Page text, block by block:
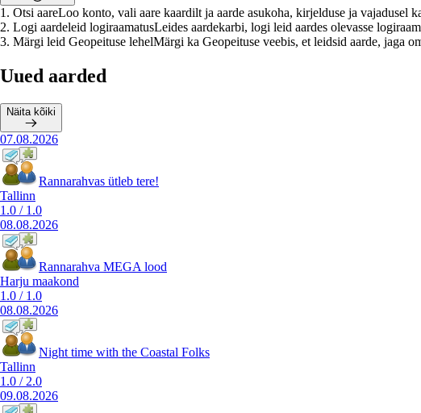
1 . Otsi aareLoo konto, vali aare kaardilt ja aarde asukoha, kirjelduse ja vajadusel
2. Logi aardeleid logiraamatusLeides aardekarbi, logi leid aardes olevasse
3. Märgi leid Geopeituse lehelMärgi ka Geopeituse veebis, et leidsid aarde, jaga
Uued aarded
Näita kõiki
07.08.2026
Rannarahvas ütleb tere!
Tallinn
1.0 / 1.0
08.08.2026
Rannarahva MEGA lood
Harju maakond
1.0 / 1.0
08.08.2026
Night time with the Coastal Folks
Tallinn
1.0 / 2.0
09.08.2026